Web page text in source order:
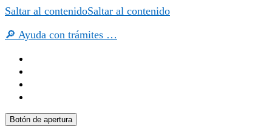
Saltar al contenidoSaltar al contenido
🔎 Ayuda con trámites …
Botón de apertura